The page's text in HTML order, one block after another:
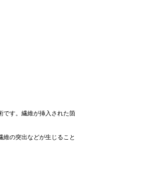
です。繊維が挿入された箇
維の突出などが生じること